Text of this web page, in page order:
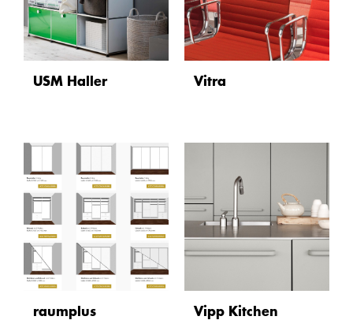
USM Haller Vitra
raumplus Vipp Kitchen